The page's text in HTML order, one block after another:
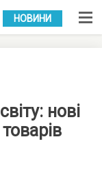
УКР РУС
НОВИНИ
нові